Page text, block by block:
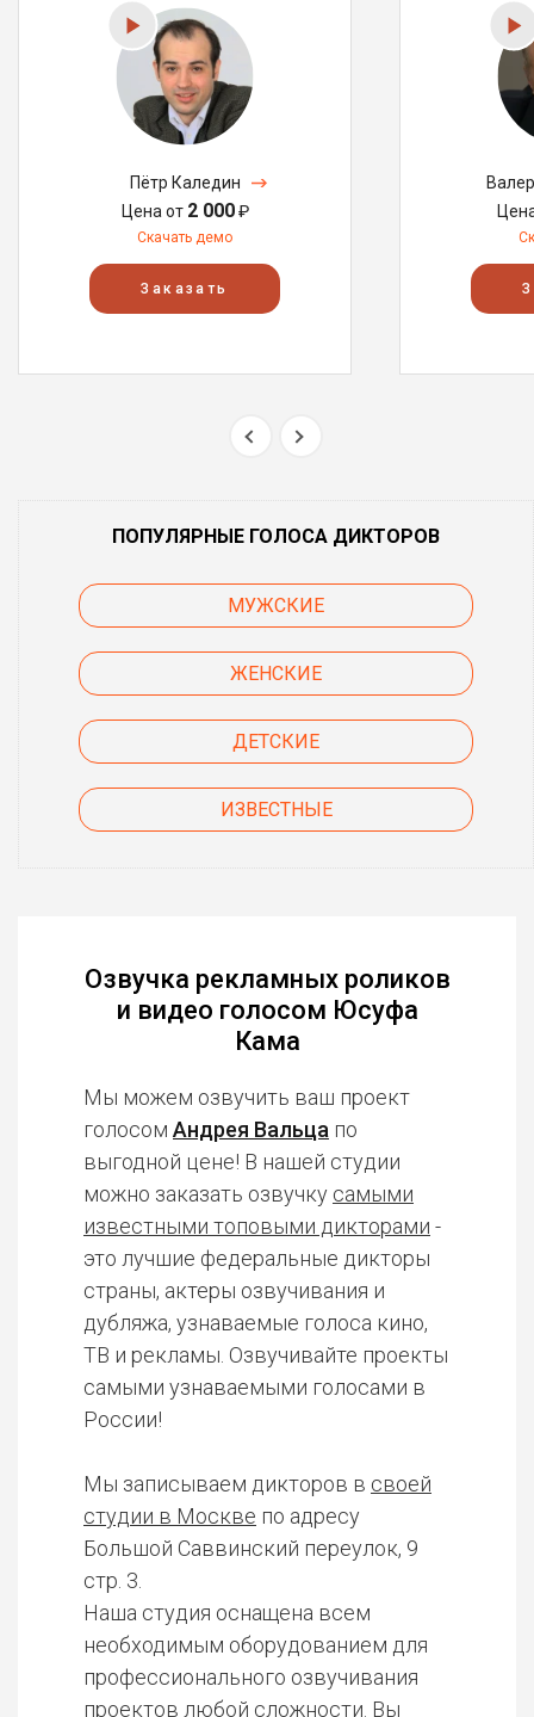
Пётр Каледин
Цена от 2 000₽
Скачать демо
Заказать
ПОПУЛЯРНЫЕ ГОЛОСА ДИКТОРОВ
МУЖСКИЕ
ЖЕНСКИЕ
ДЕТСКИЕ
ИЗВЕСТНЫЕ
Озвучка рекламных роликов
и видео голосом Юсуфа
Кама
Мы можем озвучить ваш проект
голосом Андрея Вальца по
выгодной цене! В нашей студии
можно заказать озвучку самыми
известными топовыми дикторами -
это лучшие федеральные дикторы
страны, актеры озвучивания и
дубляжа, узнаваемые голоса кино,
ТВ и рекламы. Озвучивайте проекты
самыми узнаваемыми голосами в
России!
Мы записываем дикторов в своей
студии в Москве по адресу
Большой Саввинский переулок, 9
стр. 3.
Наша студия оснащена всем
необходимым оборудованием для
профессионального озвучивания
проектов любой сложности. Вы